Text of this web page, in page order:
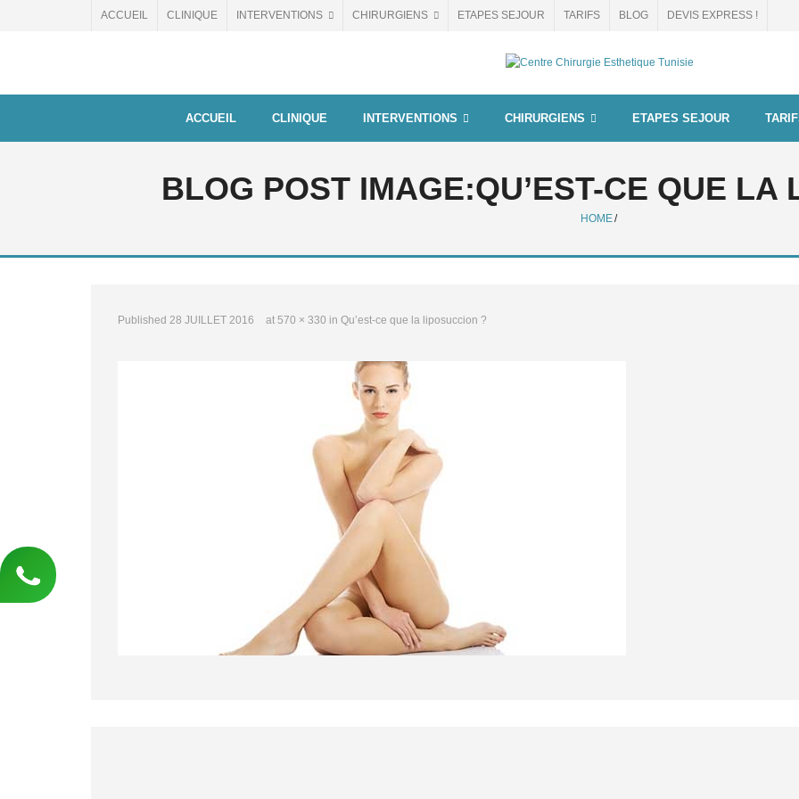
ACCUEIL CLINIQUE INTERVENTIONS CHIRURGIENS ETAPES SEJOUR TARIFS BLOG DEVIS EXPRESS !
ACCUEIL CLINIQUE INTERVENTIONS CHIRURGIENS ETAPES SEJOUR
BLOG POST IMAGE:QU’EST-CE QUE LA
HOME/
Published 28 JUILLET 2016 at 570 × 330 in Qu’est-ce que la liposuccion ?